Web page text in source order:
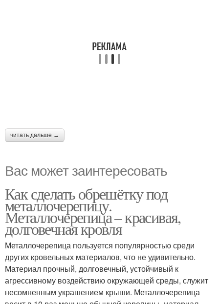
читать дальше →
Вас может заинтересовать
Как сделать обрешётку под
металлочерепицу.
Металлочерепица – красивая,
долговечная кровля
Металлочерепица пользуется популярностью среди
других кровельных материалов, что не удивительно.
Материал прочный, долговечный, устойчивый к
агрессивному воздействию окружающей среды, служит
несомненным украшением крыши. Металлочерепица